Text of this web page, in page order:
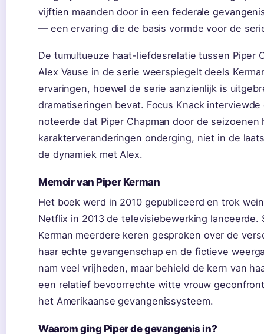
vijftien maanden door in een federale
— een ervaring die de basis vormde voor de
De tumultueuze haat-liefdesrelatie tussen Piper
Alex Vause in de serie weerspiegelt deels
ervaringen, hoewel de serie aanzienlijk is
dramatiseringen bevat. Focus Knack
noteerde dat Piper Chapman door de seizoenen
karakterveranderingen onderging, niet in de
de dynamiek met Alex.
Memoir van Piper Kerman
Het boek werd in 2010 gepubliceerd en trok
Netflix in 2013 de televisiebewerking lanceerde.
Kerman meerdere keren gesproken over de
haar echte gevangenschap en de fictieve
nam veel vrijheden, maar behield de kern van
een relatief bevoorrechte witte vrouw
het Amerikaanse gevangenissysteem.
Waarom ging Piper de gevangenis in?